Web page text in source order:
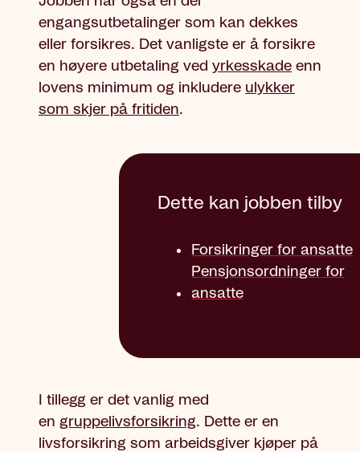
engangsutbetalinger som kan dekkes
eller forsikres. Det vanligste er å forsikre
en høyere utbetaling ved yrkesskade enn
lovens minimum og inkludere ulykker
som skjer på fritiden.
Dette kan jobben tilby
Forsikringer for ansatte
Pensjonsordninger for
ansatte
I tillegg er det vanlig med
en gruppelivsforsikring. Dette er en
livsforsikring som arbeidsgiver kjøper på